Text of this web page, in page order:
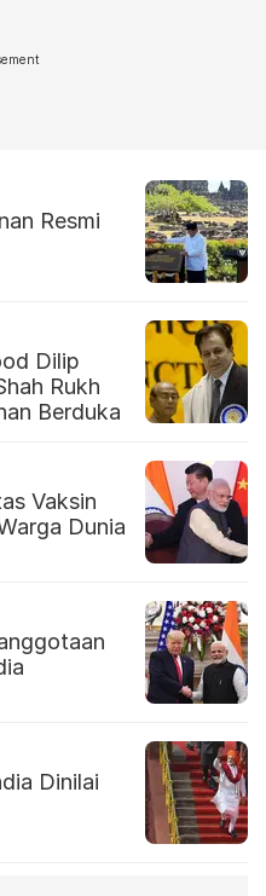
Resmi
Dilip
Rukh
Berduka
Vaksin
Dunia
Dinilai